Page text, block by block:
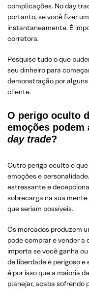
complicações. No day
portanto, se você fizer
instantaneamente. É
corretora.
Pesquise tudo o que
seu dinheiro para
demonstração por
cliente.
O perigo oculto
emoções
day trade?
Outro perigo oculto e
emoções e
estressante e
sobrecarga na sua
que seriam possíveis.
Os mercados produzem
pode comprar e vender a
importa se você ganha
de liberdade é perigoso e
é por isso que a maioria
planejar, acaba sofrendo